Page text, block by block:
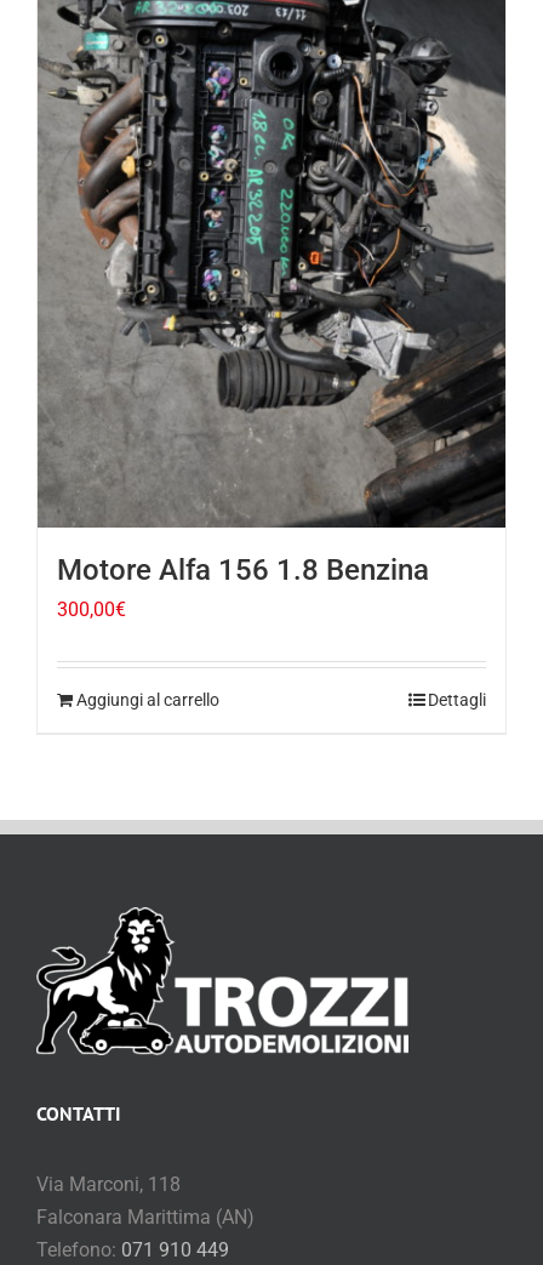
Motore Alfa 156 1.8 Benzina
300,00€
Aggiungi al carrello Dettagli
CONTATTI
Via Marconi, 118
Falconara Marittima (AN)
Telefono: 071 910 449